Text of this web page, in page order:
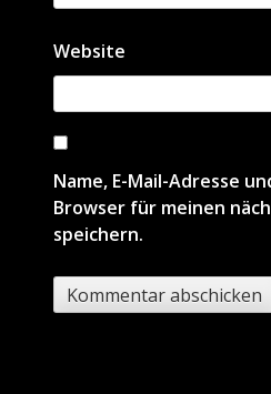
Website
Name, E-Mail-Adresse
Browser für meinen
speichern.